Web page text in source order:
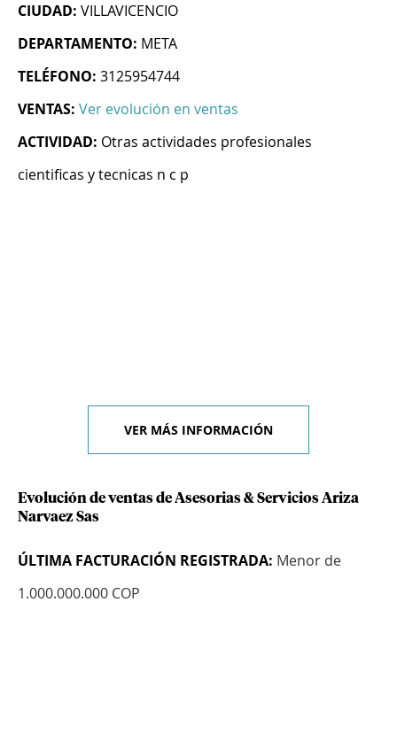
CIUDAD: VILLAVICENCIO
DEPARTAMENTO: META
TELÉFONO: 3125954744
VENTAS: Ver evolución en ventas
ACTIVIDAD: Otras actividades profesionales
cientificas y tecnicas n c p
VER MÁS INFORMACIÓN
Evolución de ventas de Asesorias & Servicios Ariza
Narvaez Sas
ÚLTIMA FACTURACIÓN REGISTRADA: Menor de
1.000.000.000 COP